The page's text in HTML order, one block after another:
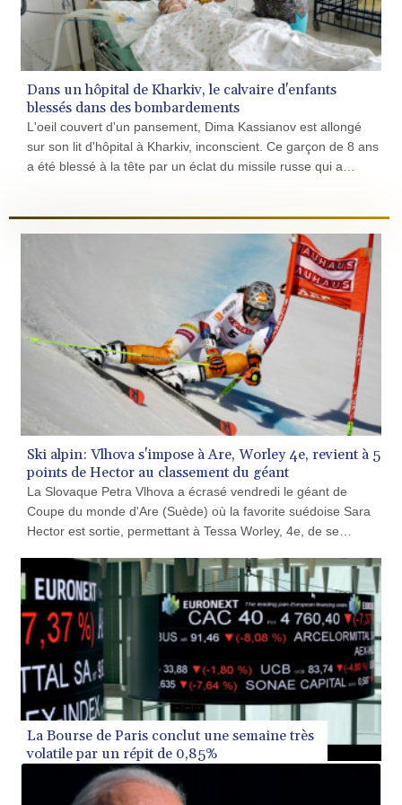
CNH 7.773295
COP 3641.393866
CRC 525.120121
CUC 1.152209
CUP 30.533527
CVE 110.287357
CZK 24.243908
DJF 205.567023
DKK 7.475736
ERN 17.283128
FJD 2.552604
FKP 0.856369
GBP 0.856512
GEL 3.013019
GGP 0.856369
GHS 13.568751
GIP 0.856369
GMD 85.263702
GTQ 8.808015
GYD 241.504196
HKD 9.039024
HNL 30.940078
HTG 150.927975
HUF 365.333043
IDR 20624.533343
ILS 3.472762
IMP 0.856369
INR 109.715086
IQD 1512.239361
IRR
1584113.947438
ISK 142.468329
JEP 0.856369
Dans un hôpital de Kharkiv, le calvaire d'enfants
blessés dans des bombardements
a été blessé à la tête par un éclat du missile russe qui a
Ski alpin: Vlhova s'impose à Are, Worley 4e, revient à 5
points de Hector au classement du géant
La Slovaque Petra Vlhova a écrasé vendredi le géant de
Coupe du monde d'Are (Suède) où la favorite suédoise Sara
Hector est sortie, permettant à Tessa Worley, 4e, de se
rapprocher au classement de la spécialité.